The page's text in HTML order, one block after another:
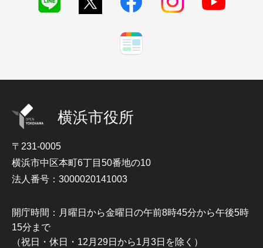
横浜市役所
〒231-0005
横浜市中区本町6丁目50番地の10
法人番号：3000020141003
開庁時間：月曜日から金曜日の午前8時45分から午後5時
15分まで
（祝日・休日・12月29日から1月3日を除く）